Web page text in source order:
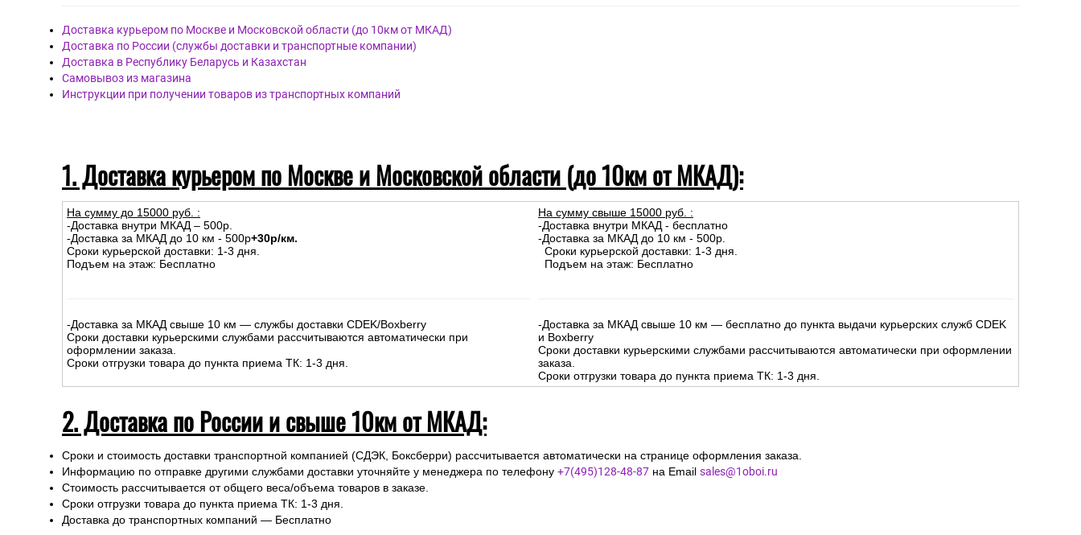
Доставка курьером по Москве и Московской области (до 10км от МКАД)
Доставка по России (службы доставки и транспортные компании)
Доставка в Республику Беларусь и Казахстан
Самовывоз из магазина
Инструкции при получении товаров из транспортных компаний
1. Доставка курьером по Москве и Московской области (до 10км от МКАД):
На сумму до 15000 руб. :
-Доставка внутри МКАД – 500р.
-Доставка за МКАД до 10 км - 500р+30р/км.
Сроки курьерской доставки: 1-3 дня.
Подъем на этаж: Бесплатно
-Доставка за МКАД свыше 10 км — службы доставки CDEK/Boxberry
Сроки доставки курьерскими службами рассчитываются автоматически при
оформлении заказа.
Сроки отгрузки товара до пункта приема ТК: 1-3 дня.
На сумму свыше 15000 руб. :
-Доставка внутри МКАД - бесплатно
-Доставка за МКАД до 10 км - 500р.
Сроки курьерской доставки: 1-3 дня.
Подъем на этаж: Бесплатно
-Доставка за МКАД свыше 10 км — бесплатно до пункта выдачи курьерских служб CDEK
и Boxberry
Сроки доставки курьерскими службами рассчитываются автоматически при оформлении
заказа.
Сроки отгрузки товара до пункта приема ТК: 1-3 дня.
2. Доставка по России и свыше 10км от МКАД:
Сроки и стоимость доставки транспортной компанией (СДЭК, Боксберри) рассчитывается автоматически на странице оформления заказа.
Информацию по отправке другими службами доставки уточняйте у менеджера по телефону +7(495)128-48-87 на Email sales@1oboi.ru
Стоимость рассчитывается от общего веса/объема товаров в заказе.
Сроки отгрузки товара до пункта приема ТК: 1-3 дня.
Доставка до транспортных компаний — Бесплатно